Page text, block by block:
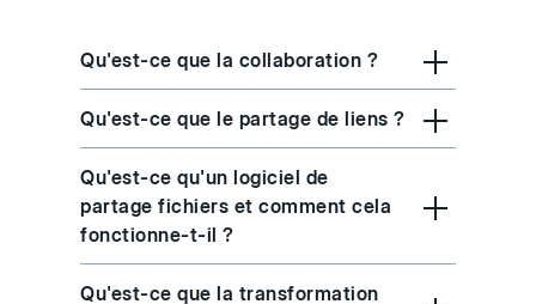
Qu'est-ce que la collaboration ?
Qu'est-ce que le partage de liens ?
Qu'est-ce qu'un logiciel de
partage fichiers et comment cela
fonctionne-t-il ?
Qu'est-ce que la transformation